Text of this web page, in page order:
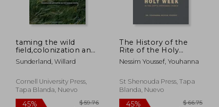
taming the wild
field,colonization and
empire on the
russian steppe (en
Sunderland, Willard
Cornell University Press,
Tapa Blanda, Nuevo
The History of the
Rite of the Holy
Week in the Coptic
Church (en Inglés)
Nessim Youssef, Youhanna
St Shenouda Press, Tapa
Blanda, Nuevo